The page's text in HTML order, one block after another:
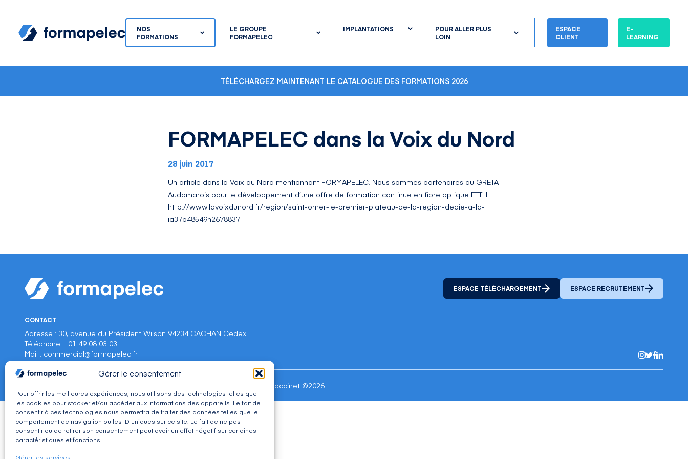
Gérer le consentement
Pour offrir les meilleures expériences, nous utilisons des technologies telles que
les cookies pour stocker et/ou accéder aux informations des appareils. Le fait de
consentir à ces technologies nous permettra de traiter des données telles que le
comportement de navigation ou les ID uniques sur ce site. Le fait de ne pas
consentir ou de retirer son consentement peut avoir un effet négatif sur certaines
caractéristiques et fonctions.
NOS
FORMATIONS
LE GROUPE
FORMAPELEC
IMPLANTATIONS
POUR ALLER PLUS
LOIN
ESPACE
CLIENT
E-
LEARNING
TÉLÉCHARGEZ MAINTENANT LE CATALOGUE DES FORMATIONS 2026
FORMAPELEC dans la Voix du Nord
28 juin 2017
Un article dans la Voix du Nord mentionnant FORMAPELEC. Nous sommes partenaires du GRETA
Audomarois pour le développement d’une offre de formation continue en fibre optique FTTH.
http://www.lavoixdunord.fr/region/saint-omer-le-premier-plateau-de-la-region-dedie-a-la-
ia37b48549n2678837
CONTACT
Adresse : 30, avenue du Président Wilson 94234 CACHAN Cedex
Téléphone : 01 49 08 03 03
Mail : commercial@formapelec.fr
ESPACE TÉLÉCHARGEMENT ESPACE RECRUTEMENT
Tous droits réservés - Coccinet ©2026